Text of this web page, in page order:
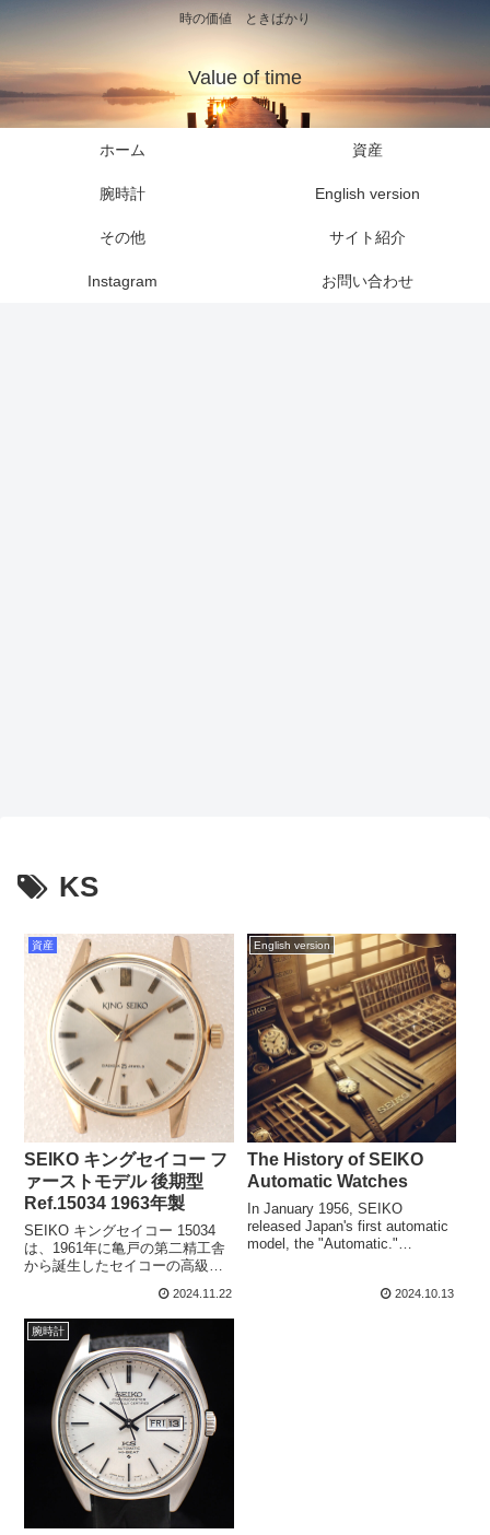
時の価値 ときばかり
Value of time
ホーム 資産
腕時計 English version
その他 サイト紹介
Instagram お問い合わせ
KS
資産
SEIKO キングセイコー フ
ァーストモデル 後期型
Ref.15034 1963年製
SEIKO キングセイコー 15034
は、1961年に亀戸の第二精工舎
から誕生したセイコーの高級腕
ー」の初代モデルです。このシ
リーズは、セイコーが「グラン
ドセイコー」に次ぐ上級ライン
として展開し、洗練されたデザ
イン...
2024.11.22
English version
The History of SEIKO
Automatic Watches
In January 1956, SEIKO
released Japan's first automatic
model, the "Automatic."
2024.10.13
腕時計